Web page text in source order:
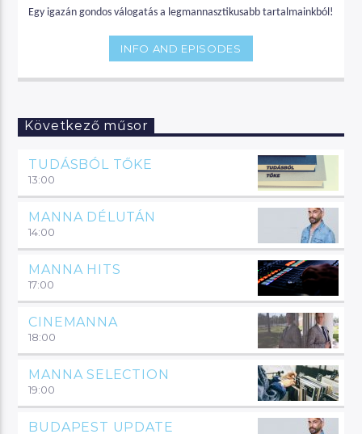
Egy igazán gondos válogatás a legmannasztikusabb tartalmainkból!
INFO AND EPISODES
Következő műsor
TUDÁSBÓL TŐKE
13:00
MANNA DÉLUTÁN
14:00
MANNA HITS
17:00
CINEMANNA
18:00
MANNA SELECTION
19:00
BUDAPEST UPDATE